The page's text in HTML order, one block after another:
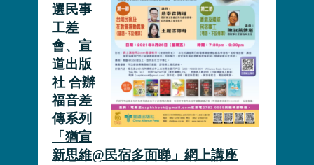
選民事
工差
會、宣
道出版
社 合辦
福音差
傳系列
「猶宣
新思維@民宿多面睇」網上講座